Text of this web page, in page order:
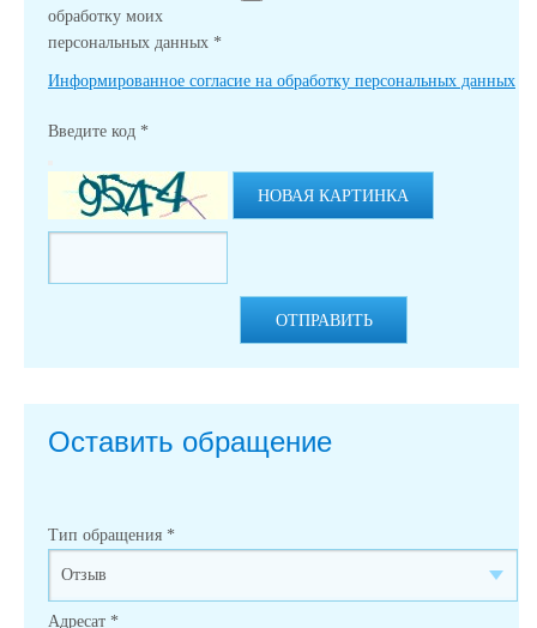
обработку моих
персональных данных *
Информированное согласие на обработку персональных данных
Введите код *
НОВАЯ КАРТИНКА
ОТПРАВИТЬ
Оставить обращение
Тип обращения *
Адресат *